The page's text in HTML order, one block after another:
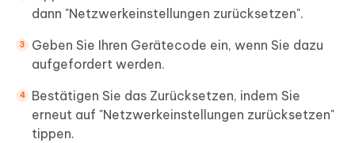
dann "Netzwerkeinstellungen zurücksetzen".
Geben Sie Ihren Gerätecode ein, wenn Sie dazu
aufgefordert werden.
Bestätigen Sie das Zurücksetzen, indem Sie
erneut auf "Netzwerkeinstellungen zurücksetzen"
tippen.